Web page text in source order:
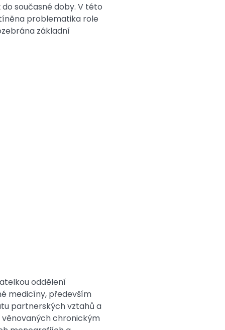
současné doby. V této
problematika role
základní
oddělení
medicíny, především
partnerských vztahů a
věnovaných chronickým